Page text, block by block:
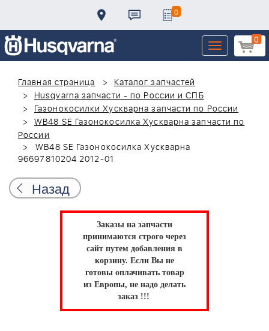
0
0
Toggle
navigation
Главная страница
Каталог запчастей
Husqvarna запчасти - по России и СПБ
Газонокосилки Хускварна запчасти по России
WB48 SE Газонокосилка Хускварна запчасти по
России
WB48 SE Газонокосилка Хускварна
96697810204 2012-01
Назад
Заказы на запчасти
принимаются строго через
сайт путем добавления в
корзину. Если Вы не
готовы оплачивать товар
из Европы, не надо делать
заказ !!!